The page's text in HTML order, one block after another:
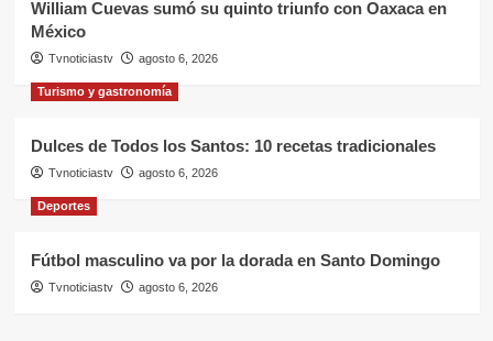
William Cuevas sumó su quinto triunfo con Oaxaca en
México
Tvnoticiastv agosto 6, 2026
Turismo y gastronomía
Dulces de Todos los Santos: 10 recetas tradicionales
Tvnoticiastv agosto 6, 2026
Deportes
Fútbol masculino va por la dorada en Santo Domingo
Tvnoticiastv agosto 6, 2026